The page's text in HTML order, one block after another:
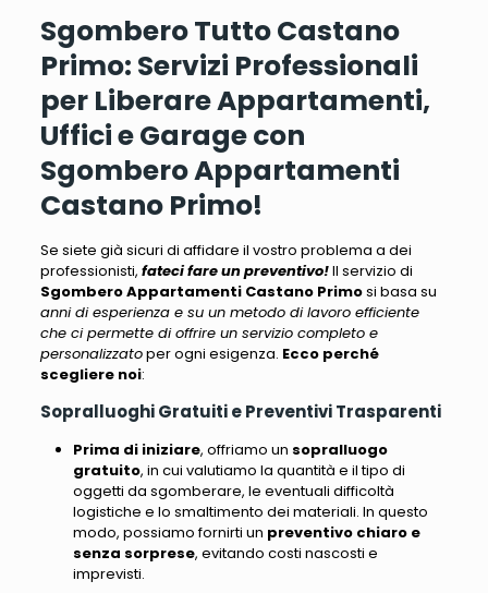
Sgombero Tutto Castano
Primo: Servizi Professionali
per Liberare Appartamenti,
Uffici e Garage con
Sgombero Appartamenti
Castano Primo!
Se siete già sicuri di affidare il vostro problema a dei
professionisti, fateci fare un preventivo!Il servizio di
Sgombero Appartamenti Castano Primosi basa su
anni di esperienza e su un metodo di lavoro efficiente
che ci permette di offrire un servizio completo e
personalizzatoper ogni esigenza. Ecco perché
scegliere noi:
Sopralluoghi Gratuiti e Preventivi Trasparenti
Prima di iniziare, offriamo un sopralluogo
gratuito, in cui valutiamo la quantità e il tipo di
oggetti da sgomberare, le eventuali difficoltà
logistiche e lo smaltimento dei materiali. In questo
modo, possiamo fornirti un preventivo chiaro e
senza sorprese, evitando costi nascosti e
imprevisti.